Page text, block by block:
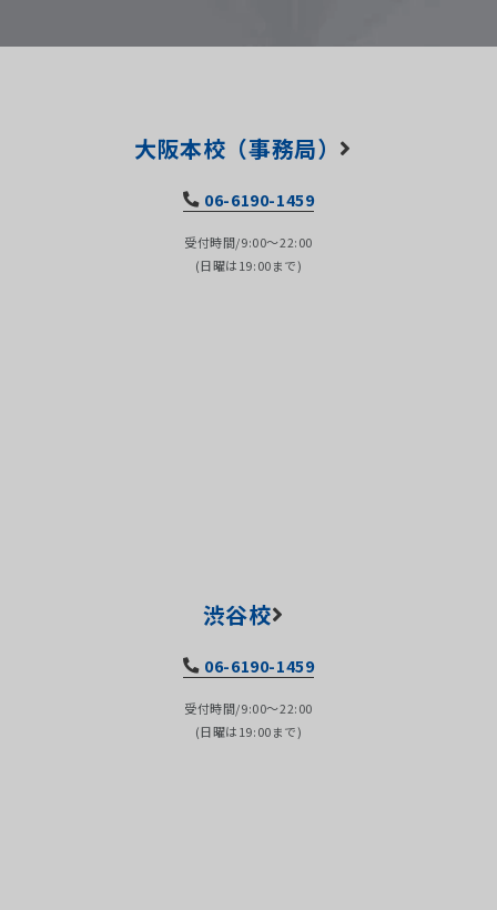
大阪本校（事務局）
06-6190-1459
受付時間/9:00～22:00
(日曜は19:00まで)
渋谷校
06-6190-1459
受付時間/9:00～22:00
(日曜は19:00まで)